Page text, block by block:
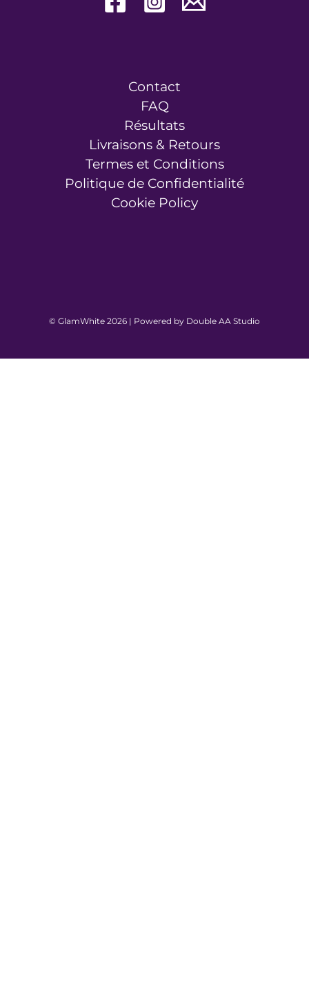
Contact
FAQ
Résultats
Livraisons & Retours
Termes et Conditions
Politique de Confidentialité
Cookie Policy
© GlamWhite 2026 | Powered by Double AA Studio